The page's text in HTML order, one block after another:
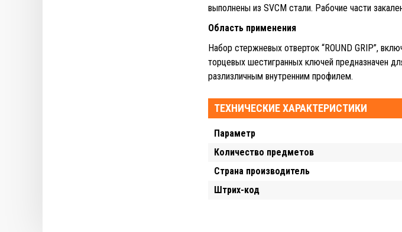
выполнены из SVCM стали. Рабочие части
Область применения
Набор стержневых отверток “ROUND GRIP”,
торцевых шестигранных ключей предназначен
разлизличным внутренним профилем.
ТЕХНИЧЕСКИЕ ХАРАКТЕРИСТИКИ
Параметр
Количество предметов
Страна производитель
Штрих-код